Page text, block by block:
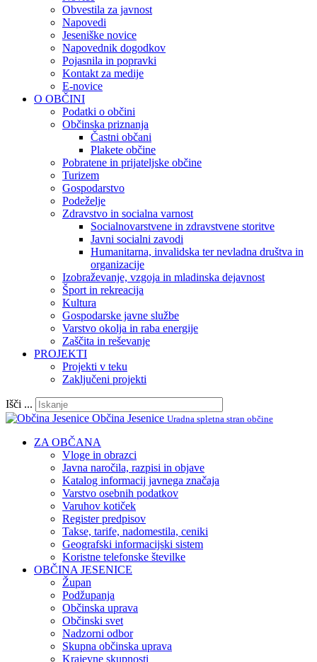
Obvestila za javnost
Napovedi
Jeseniške novice
Napovednik dogodkov
Pojasnila in popravki
Kontakt za medije
E-novice
O OBČINI
Podatki o občini
Občinska priznanja
Častni občani
Plakete občine
Pobratene in prijateljske občine
Turizem
Gospodarstvo
Podeželje
Zdravstvo in socialna varnost
Socialnovarstvene in zdravstvene storitve
Javni socialni zavodi
Humanitarna, invalidska ter nevladna društva in
organizacije
Izobraževanje, vzgoja in mladinska dejavnost
Šport in rekreacija
Kultura
Gospodarske javne službe
Varstvo okolja in raba energije
Zaščita in reševanje
PROJEKTI
Projekti v teku
Zaključeni projekti
Išči ...
Občina Jesenice Uradna spletna stran občine
ZA OBČANA
Vloge in obrazci
Javna naročila, razpisi in objave
Katalog informacij javnega značaja
Varstvo osebnih podatkov
Varuhov kotiček
Register predpisov
Takse, tarife, nadomestila, ceniki
Geografski informacijski sistem
Koristne telefonske številke
OBČINA JESENICE
Župan
Podžupanja
Občinska uprava
Občinski svet
Nadzorni odbor
Skupna občinska uprava
Krajevne skupnosti